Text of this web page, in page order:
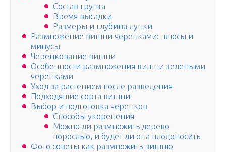
Состав грунта
Время высадки
Размеры и глубина лунки
Размножение вишни черенками: плюсы и
минусы
Черенкование вишни
Особенности размножения вишни зелеными
черенками
Уход за растением после разведения
Подходящие сорта вишни
Выбор и подготовка черенков
Способы укоренения
Можно ли размножить дерево
порослью, и будет ли она плодоносить
Фото советы как размножить вишню